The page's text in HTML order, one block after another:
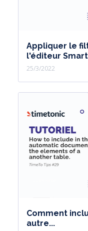
Appliquer le
l'éditeur
25/3/2022
Comment
autre...